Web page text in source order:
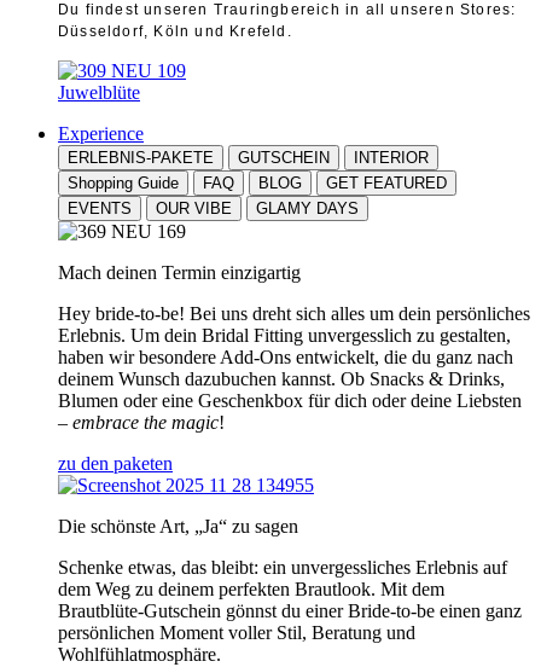
Du findest unseren Trauringbereich in all unseren Stores:
Düsseldorf, Köln und Krefeld.
Juwelblüte
Experience
ERLEBNIS-PAKETE GUTSCHEIN
INTERIOR
Shopping Guide
FAQ BLOG
GET FEATURED
EVENTS
OUR VIBE GLAMY DAYS
Mach deinen Termin einzigartig
Hey bride-to-be! Bei uns dreht sich alles um dein persönliches
Erlebnis. Um dein Bridal Fitting unvergesslich zu gestalten,
haben wir besondere Add-Ons entwickelt, die du ganz nach
deinem Wunsch dazubuchen kannst. Ob Snacks & Drinks,
Blumen oder eine Geschenkbox für dich oder deine Liebsten
– embrace the magic!
zu den paketen
Die schönste Art, „Ja“ zu sagen
Schenke etwas, das bleibt: ein unvergessliches Erlebnis auf
dem Weg zu deinem perfekten Brautlook. Mit dem
Brautblüte-Gutschein gönnst du einer Bride-to-be einen ganz
persönlichen Moment voller Stil, Beratung und
Wohlfühlatmosphäre.